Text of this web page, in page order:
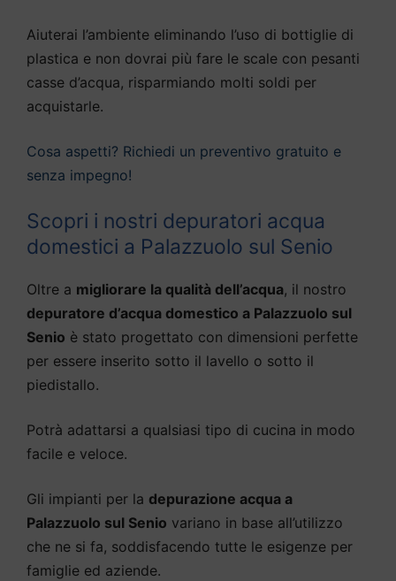
Aiuterai l’ambiente eliminando l’uso di bottiglie di
plastica e non dovrai più fare le scale con pesanti
casse d’acqua, risparmiando molti soldi per
acquistarle.
Cosa aspetti? Richiedi un preventivo gratuito e
senza impegno!
Scopri i nostri depuratori acqua
domestici a Palazzuolo sul Senio
Oltre a migliorare la qualità dell’acqua, il nostro
depuratore d’acqua domestico a Palazzuolo sul
Senio è stato progettato con dimensioni perfette
per essere inserito sotto il lavello o sotto il
piedistallo.
Potrà adattarsi a qualsiasi tipo di cucina in modo
facile e veloce.
Gli impianti per la depurazione acqua a
Palazzuolo sul Senio variano in base all’utilizzo
che ne si fa, soddisfacendo tutte le esigenze per
famiglie ed aziende.